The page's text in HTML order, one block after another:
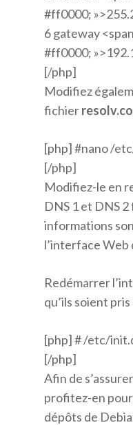
#ff0000;
6 gateway
#ff0000;
[/php]
Modifiez
fichier
[php] #nano /
[/php]
Modifiez-le en
DNS 1 et DNS
informations
l’interface Web
Redémarrer
qu’ils soient
[php] # /etc/
[/php]
Afin de
profitez-en
dépôts de